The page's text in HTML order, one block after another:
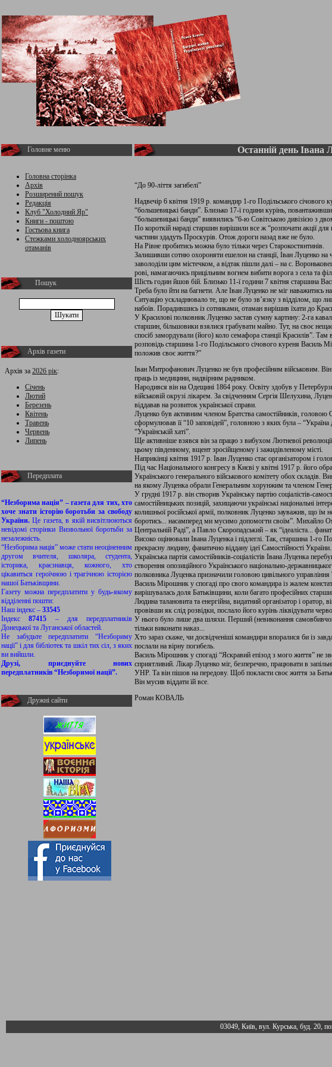
Головне меню
Головна сторінка
Архів
Розширений пошук
Редакція
Клуб "Холодний Яр"
Книги - поштою
Гостьова книга
Стежками холодноярських
отаманів
Пошук
Архів газети
Архів за 2026 рік:
Січень
Лютий
Березень
Квітень
Травень
Червень
Липень
Передплата
“Незборима нація” – газета для тих, хто
хоче знати історію боротьби за свободу
України.Це газета, в якій висвітлюються
невідомі сторінки Визвольної боротьби за
незалежність.
“Незборима нація” може стати неоціненним
другом вчителя, школяра, студента,
історика, краєзнавця, кожного, хто
цікавиться героїчною і трагічною історією
нашої Батьківщини.
Газету можна передплатити у будь-якому
відділенні пошти:
Наш індекс – 33545
Індекс87415 – для передплатників
Донецької та Луганської областей.
Не забудьте передплатити “Незбориму
нації” і для бібліотек та шкіл тих сіл, з яких
ви вийшли.
Друзі, приєднуйте нових
передплатників “Незборимої нації”.
Дружні сайти
Останній день Івана
“До 90-ліття загибелі”
Надвечір 6 квітня 1919 р. командир 1-го Подільського січового
“большевицькі банди”. Близько 17-ї години курінь,
“большевицькі банди” виявились “6-ю Совітською дивізією з
По короткій нараді старшин вирішили все ж “розпочати акції
частини здадуть Проскурів. Отож дороги назад вже не було.
На Рівне пробитись можна було тільки через Старокостянтинів.
Залишивши сотню охороняти ешелон на станції, Іван Луценко
заволоділи цим містечком, а відтак пішли далі – на с.
рові, намагаючись прицільним вогнем вибити ворога з села та
Шість годин йшов бій. Близько 11-ї години 7 квітня старшина
Треба було йти на багнети. Але Іван Луценко не міг наважитись
Ситуацію ускладнювало те, що не було зв’язку з відділом, що
набоїв. Порадившись із сотниками, отаман вирішив їхати до
У Красилові полковник Луценко застав сумну картину: 2-га
старшин, більшовики взялися грабувати майно. Тут, на своє
спосіб замордували (його) коло семафора станції Красилів”. Там
розповідь старшина 1-го Подільського січового куреня Василь
положив своє життя?”
Іван Митрофанович Луценко не був професійним військовим.
праць із медицини, надвірним радником.
Народився він на Одещині 1864 року. Освіту здобув у
військовій окрузі лікарем. За свідченням Сергія Шелухина,
віддавав на розвиток української справи.
Луценко був активним членом Братства самостійників, головою
сформулював її “10 заповідей”, головною з яких була –
“Українській хаті”.
Ще активніше взявся він за працю з вибухом Лютневої
цьому південному, вщент зросійщеному і зажидівленому місті.
Наприкінці квітня 1917 р. Іван Луценко стає організатором і
Під час Національного конгресу в Києві у квітні 1917 р. його
Українського генерального військового комітету обох складів.
на якому Луценка обрали Генеральним хорунжим та членом
У грудні 1917 р. він створив Українську партію соціалістів-
самостійницьких позицій, захищаючи українські національні
колишньої російської армії, полковник Луценко зауважив, що їм
боротись... насамперед ми мусимо допомогти своїм”. Михайло
Центральній Раді”, а Павло Скоропадський – як “ідеаліста...
Високо оцінювали Івана Луценка і підлеглі. Так, старшина 1-го
прекрасну людину, фанатично віддану ідеї Самостійності
Українська партія самостійників-соціалістів Івана Луценка
створення опозиційного Українського національно-
полковника Луценка призначили головою цивільного управління
Василь Мірошник у спогаді про свого командира із жалем
вирішувалась доля Батьківщини, коли багато професійних
Людина талановита та енергійна, видатний організатор і
провівши як слід розвідки, послало його курінь ліквідувати
У нього було лише два шляхи. Перший (невиконання
тільки виконати наказ...
Хто зараз скаже, чи досвідченіші командири впоралися би із
послали на вірну погибель.
Василь Мірошник у спогаді “Яскравий епізод з мого життя” не
сприятливий. Лікар Луценко міг, безперечно, працювати в
УНР. Та він пішов на передову. Щоб покласти своє життя за
Він мусив віддати їй все.
Роман КОВАЛЬ
03049, Київ, вул. Курська, буд. 20,